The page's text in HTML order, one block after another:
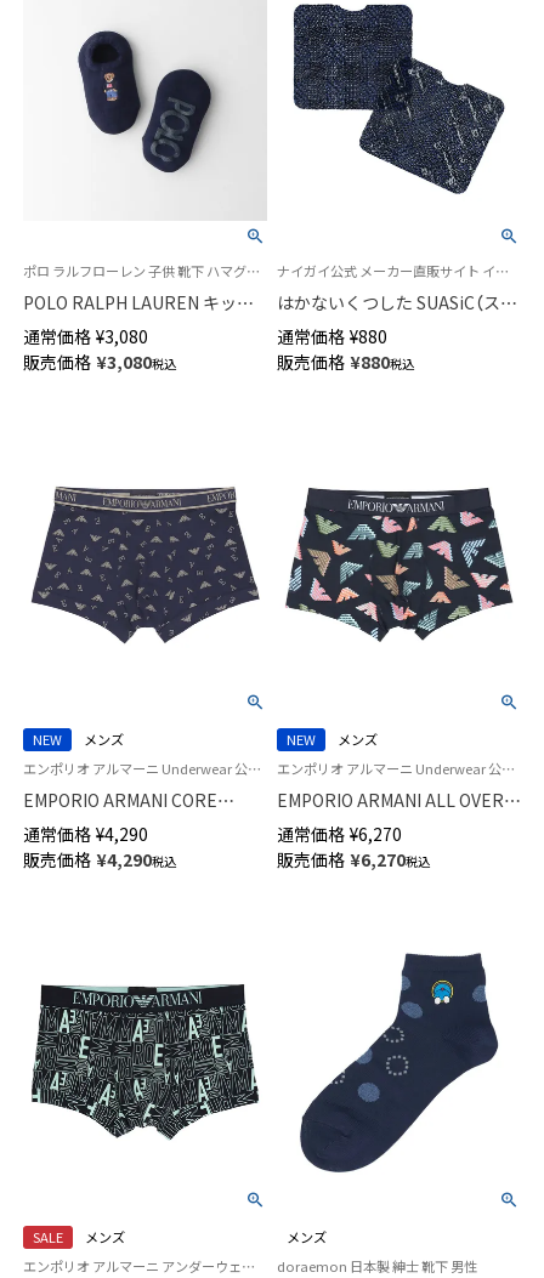
ポロ ラルフローレン 子供 靴下 ハマグリ パイルソックス
POLO RALPH LAUREN キッズ
フラッグベア ポロベア ハマグ
リ ルームソックス 足底滑り止
め付き 04803777
通常価格 ¥3,080
販売価格 ¥3,080税込
ナイガイ公式 メーカー直販サイト インソールと靴下の良いトコ取り はかない靴下
はかないくつした SUASiC（スア
シック） 下駄用 足袋 抗菌防臭 ソ
ックス レディース 96405201
通常価格 ¥880
販売価格 ¥880税込
NEW
メンズ
エンポリオ アルマーニ Underwear 公式オンラインショップ 紳士 下着
EMPORIO ARMANI CORE
LOGOBAND コア ロゴバンド ボ
クサーパンツ 【S/M/L/XL】 前閉
じ EUサイズ メンズ 54066692
通常価格 ¥4,290
販売価格 ¥4,290税込
NEW
メンズ
エンポリオ アルマーニ Underwear 公式オンラインショップ 紳士 下着
EMPORIO ARMANI ALL OVER
MICROFIBER オールオーバー
マイクロファイバー ボクサーパ
ンツ 【S/M/L/XL】 前閉じ EUサイ
通常価格 ¥6,270
販売価格 ¥6,270税込
SALE
メンズ
エンポリオ アルマーニ アンダーウェア Underwear 男性 メンズ 下着 パンツ ブランド
メンズ
doraemon 日本製 紳士 靴下 男性